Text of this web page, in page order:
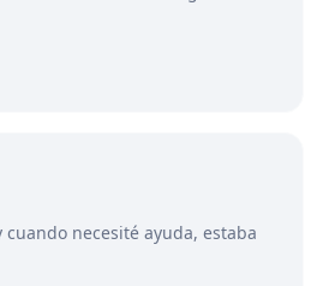
cuando necesité ayuda, estaba